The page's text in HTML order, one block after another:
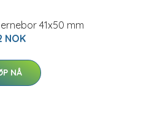
41x50 mm
NOK
NÅ